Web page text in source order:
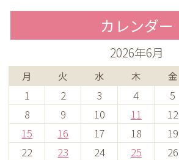
カレンダー
2026年6月
月 火 水 木 金
1 2 3 4 5
8
9 10 11 12
15
16 17 18 19
22
23 24 25 26